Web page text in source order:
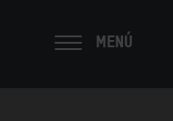
MENÚ